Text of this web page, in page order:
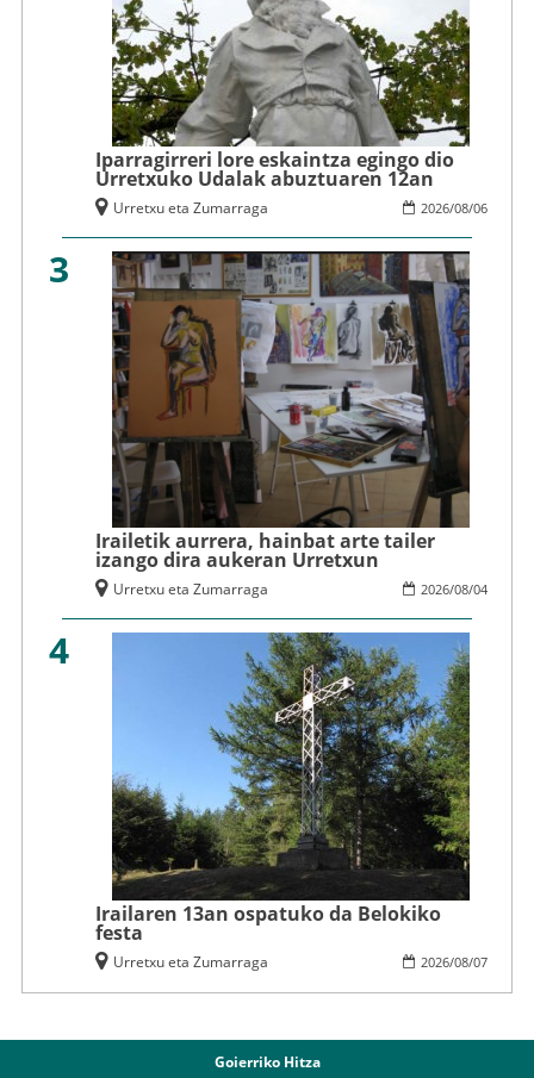
Iparragirreri lore eskaintza egingo dio
Urretxuko Udalak abuztuaren 12an
2026/08/06
Urretxu eta Zumarraga
3
Irailetik aurrera, hainbat arte tailer
izango dira aukeran Urretxun
2026/08/04
Urretxu eta Zumarraga
4
Irailaren 13an ospatuko da Belokiko
festa
2026/08/07
Urretxu eta Zumarraga
Goierriko Hitza